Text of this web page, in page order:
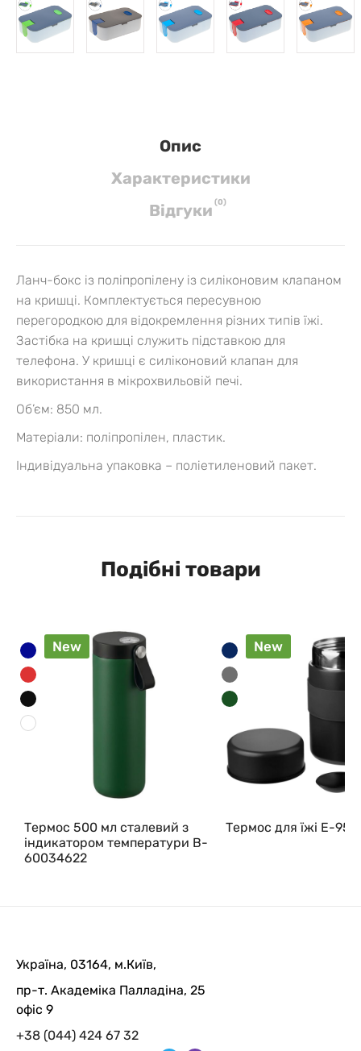
Опис
Характеристики
Вiдгуки (0)
Ланч-бокс із поліпропілену із силіконовим клапаном
на кришці. Комплектується пересувною
перегородкою для відокремлення різних типів їжі.
Застібка на кришці служить підставкою для
телефона. У кришці є силіконовий клапан для
використання в мікрохвильовій печі.
Об’єм: 850 мл.
Матеріали: поліпропілен, пластик.
Індивідуальна упаковка – поліетиленовий пакет.
Подібні товари
New
Термос 500 мл сталевий з
індикатором температури B-
60034622
New
Термос для їжі E-
Україна, 03164, м.Київ,
пр-т. Академіка Палладіна, 25
офіс 9
+38 (044) 424 67 32